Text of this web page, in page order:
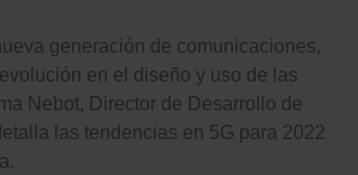
generación de comunicaciones,
en el diseño y uso de las
Nebot, Director de Desarrollo de
las tendencias en 5G para 2022